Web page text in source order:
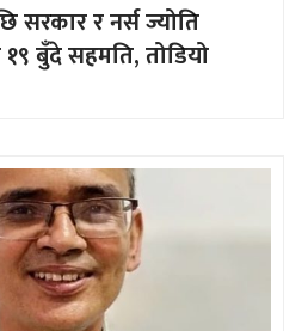
र नर्स ज्योति
१९ बुँदे सहमति, तोडियो